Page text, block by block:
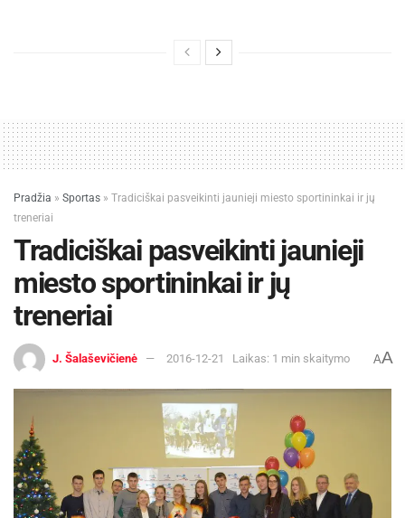
Pradžia » Sportas » Tradiciškai pasveikinti jaunieji miesto sportininkai ir jų
treneriai
Tradiciškai pasveikinti jaunieji
miesto sportininkai ir jų
treneriai
J. Šalaševičienė 2016-12-21 Laikas: 1 min skaitymo AA